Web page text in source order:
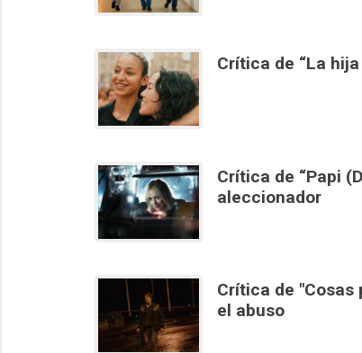
Crítica de “La
Crítica de “Papi
aleccionador
Crítica de
el abuso